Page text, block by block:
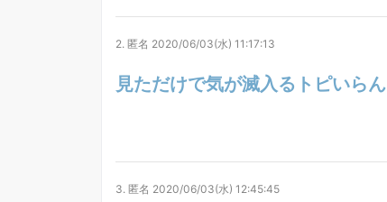
2. 匿名 2020/06/03(水) 11:17:13
見ただけで気が滅入るトピいらん
3. 匿名 2020/06/03(水) 12:45:45